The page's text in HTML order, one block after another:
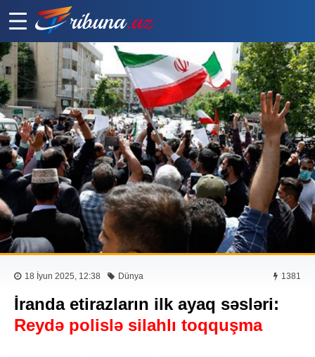
18 İyun 2025, 12:38 Dünya 1381
İranda etirazların ilk ayaq səsləri:
Reydə polislə silahlı toqquşma